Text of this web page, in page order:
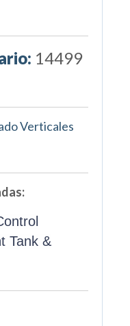
14499
Verticales
Tank &